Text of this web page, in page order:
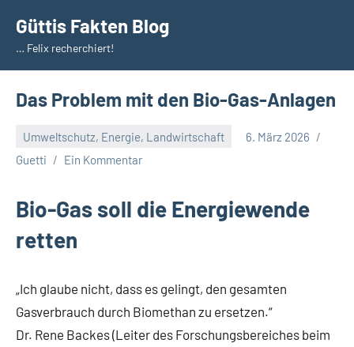
Inhalt
springen
Güttis Fakten Blog
… Felix recherchiert!
Das Problem mit den Bio-Gas-Anlagen
Umweltschutz, Energie, Landwirtschaft
6. März 2026
Guetti
Ein Kommentar
Bio-Gas soll die Energiewende
retten
„Ich glaube nicht, dass es gelingt, den gesamten
Gasverbrauch durch Biomethan zu ersetzen.“
Dr. Rene Backes (Leiter des Forschungsbereiches beim